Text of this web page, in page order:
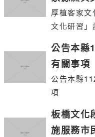
厚植客家文化素養 中市客委
文化研習」
公告本縣
有關事項
公告本縣
項
板橋文化
施服務市